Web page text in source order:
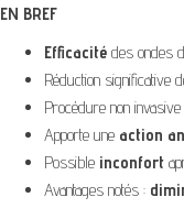
EN BREF
Efficacité des ondes
Réduction significative
Procédure non
Apporte une action
Possible inconfort
Avantages notés :